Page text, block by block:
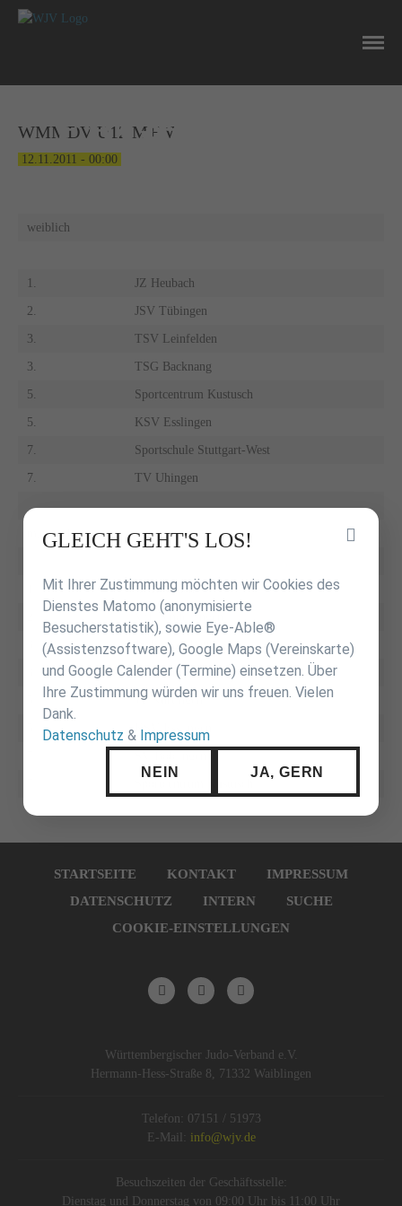
ERGEBNISSE
WMMDV U12 M+W
12.11.2011 - 00:00
weiblich
1. JZ Heubach
2. JSV Tübingen
3. TSV Leinfelden
3. TSG Backnang
5. Sportcentrum Kustusch
5. KSV Esslingen
7. Sportschule Stuttgart-West
7. TV Uhingen
männlich
JZ Heubach
VfL Sindelfingen
JS Roman Baur
Sportschule Stuttgart-West
JV Nürtingen
KSV Esslingen
überspringenSTARTSEITE KONTAKT
IMPRESSUM
DATENSCHUTZ
INTERN
SUCHE
COOKIE-EINSTELLUNGEN
Württembergischer Judo-Verband e.V.
Hermann-Hess-Straße 8, 71332 Waiblingen
Telefon: 07151 / 51973
E-Mail: info@wjv.de
Besuchszeiten der Geschäftsstelle:
Dienstag und Donnerstag von 09:00 Uhr bis 11:00 Uhr
Inhalt
GLEICH GEHT'S LOS!
Mit Ihrer Zustimmung möchten wir Cookies des
Dienstes Matomo (anonymisierte
Besucherstatistik), sowie Eye-Able®
(Assistenzsoftware), Google Maps (Vereinskarte)
und Google Calender (Termine) einsetzen. Über
Ihre Zustimmung würden wir uns freuen. Vielen
Dank.
Datenschutz & Impressum
NEIN JA, GERN